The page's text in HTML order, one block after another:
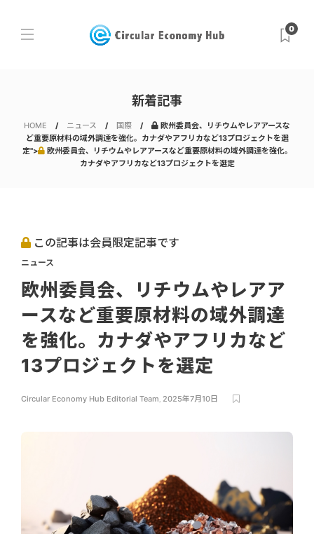
0
新着記事
HOME ニュース 国際
欧州委員会、リチウムやレアアースな
ど重要原材料の域外調達を強化。カナダやアフリカなど13プロジェクトを選
定">
欧州委員会、リチウムやレアアースなど重要原材料の域外調達を強化。
カナダやアフリカなど13プロジェクトを選定
この記事は会員限定記事です
ニュース
欧州委員会、リチウムやレアア
ースなど重要原材料の域外調達
を強化。カナダやアフリカなど
13プロジェクトを選定
Circular Economy Hub Editorial Team, 2025年7月10日